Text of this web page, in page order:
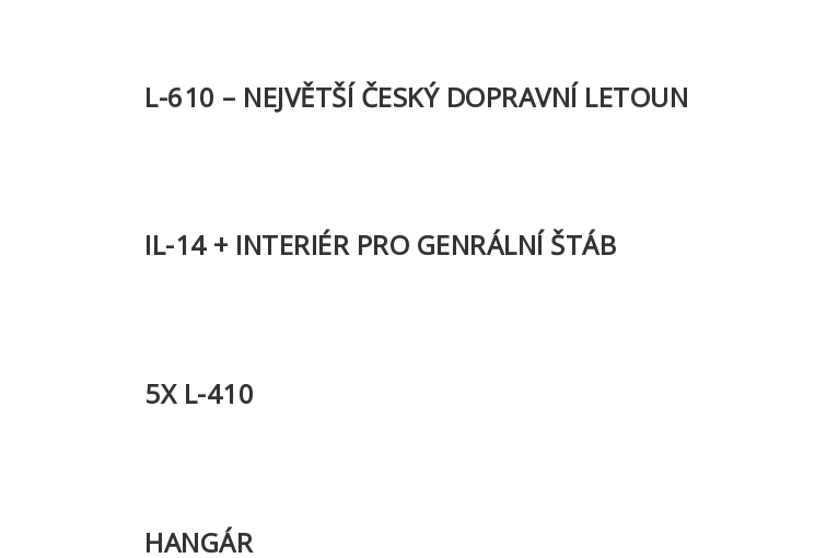
L-610 – NEJVĚTŠÍ ČESKÝ DOPRAVNÍ LETOUN
IL-14 + INTERIÉR PRO GENRÁLNÍ ŠTÁB
5X L-410
HANGÁR